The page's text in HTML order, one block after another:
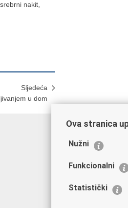
nakit,
Sljedeća
u dom
Važne
Ministarstvo
Udruge
Policijska akademija
Ova stranica
Nužni
Funkcionalni
Statistički